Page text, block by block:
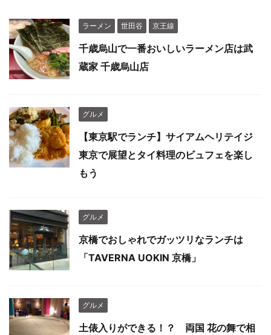
ラーメン 世田谷 京王線
千歳烏山で一番おいしいラーメン店は武
蔵家 千歳烏山店
グルメ
【東京駅でランチ】サイアムヘリテイジ
東京で展望とタイ料理のビュフェを楽し
もう
グルメ
京橋でおしゃれでガッツリなランチは
「TAVERNA UOKIN 京橋」
グルメ
土俵入りができる！？ 両国 花の舞で相